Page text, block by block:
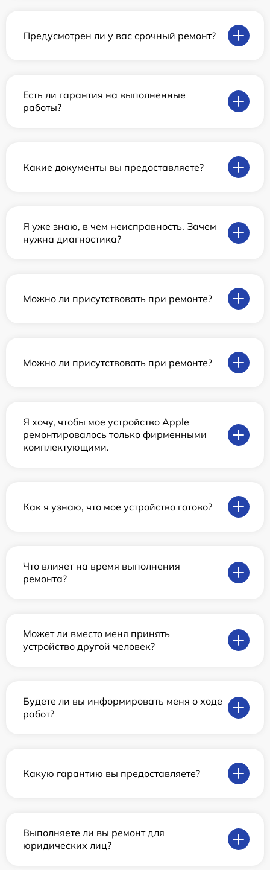
Предусмотрен ли у вас срочный ремонт?
Есть ли гарантия на выполненные
работы?
Какие документы вы предоставляете?
Я уже знаю, в чем неисправность. Зачем
нужна диагностика?
Можно ли присутствовать при ремонте?
Можно ли присутствовать при ремонте?
Я хочу, чтобы мое устройство Apple
ремонтировалось только фирменными
комплектующими.
Как я узнаю, что мое устройство готово?
Что влияет на время выполнения
ремонта?
Может ли вместо меня принять
устройство другой человек?
Будете ли вы информировать меня о ходе
работ?
Какую гарантию вы предоставляете?
Выполняете ли вы ремонт для
юридических лиц?